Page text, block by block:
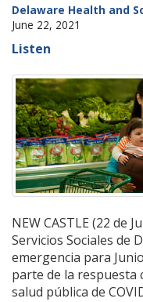
Delaware Health and
June 22, 2021
Listen
NEW CASTLE (22 de
Servicios Sociales de
emergencia para
parte de la respuesta
salud pública de